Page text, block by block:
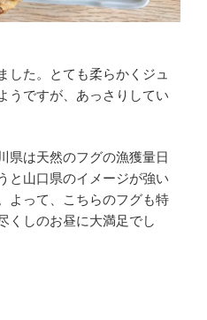
した。とても柔らかくジュ
うですが、あっさりしてい
県は天然のフグの漁獲量日
と山口県のイメージが強い
よって、こちらのフグも特
くしのお昼に大満足でし